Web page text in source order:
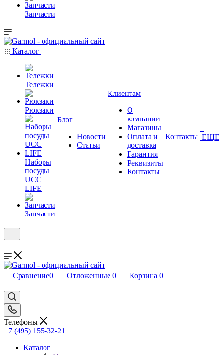
Запчасти
Каталог
Тележки
Рюкзаки
Наборы
посуды
UCC
LIFE
Запчасти
Блог
Новости
Статьи
Клиентам
О
компании
Магазины
Оплата и
доставка
Гарантия
Реквизиты
Контакты
Контакты
+
ЕЩЕ
Сравнение0 Отложенные 0 Корзина 0
Телефоны
+7 (495) 155-32-21
Каталог